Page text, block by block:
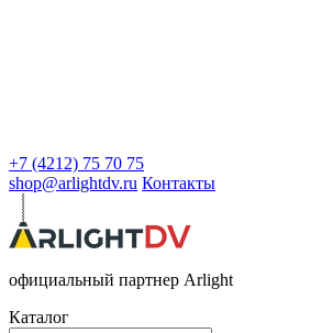
+7 (4212) 75 70 75
shop@arlightdv.ru Контакты
официальный партнер Arlight
Каталог